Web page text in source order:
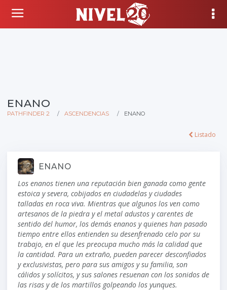
ENANO
PATHFINDER 2 ASCENDENCIAS ENANO
Listado
ENANO
Los enanos tienen una reputación bien ganada como gente
estoica y severa, cobijados en ciudadelas y ciudades
talladas en roca viva. Mientras que algunos los ven como
artesanos de la piedra y el metal adustos y carentes de
sentido del humor, los demás enanos y quienes han pasado
tiempo entre ellos entienden su desenfrenado celo por su
trabajo, en el que les preocupa mucho más la calidad que
la cantidad. Para un extraño, pueden parecer desconfiados
y exclusivistas, pero para sus amigos y su familia, son
cálidos y solícitos, y sus salones resuenan con los sonidos de
las risas y de los martillos golpeando los yunques.